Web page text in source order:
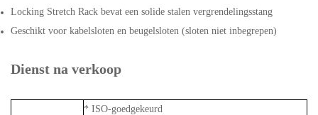
Locking Stretch Rack bevat een solide stalen vergrendelingsstang
Geschikt voor kabelsloten en beugelsloten (sloten niet inbegrepen)
Dienst na verkoop
* ISO-goedgekeurd